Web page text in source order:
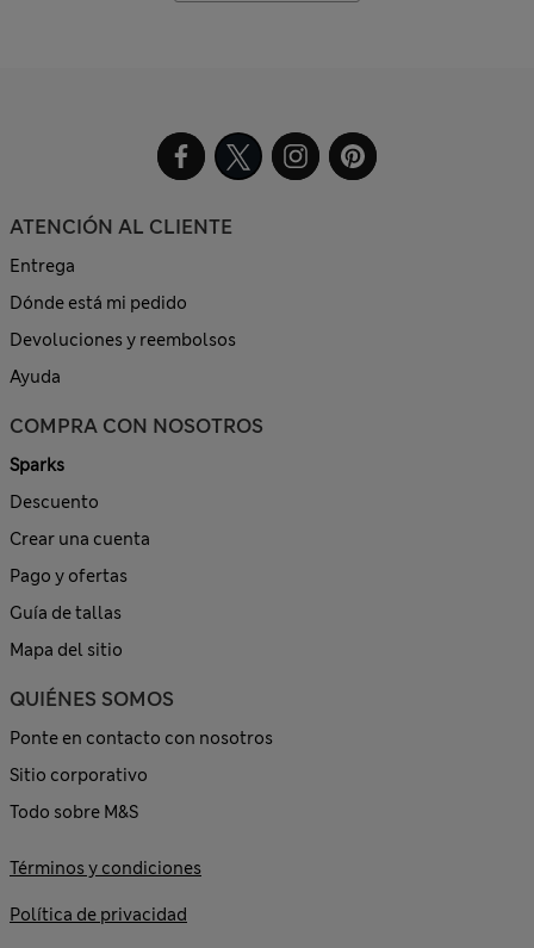
ATENCIÓN AL CLIENTE
Entrega
Dónde está mi pedido
Devoluciones y reembolsos
Ayuda
COMPRA CON NOSOTROS
Sparks
Descuento
Crear una cuenta
Pago y ofertas
Guía de tallas
Mapa del sitio
QUIÉNES SOMOS
Ponte en contacto con nosotros
Sitio corporativo
Todo sobre M&S
Términos y condiciones
Política de privacidad